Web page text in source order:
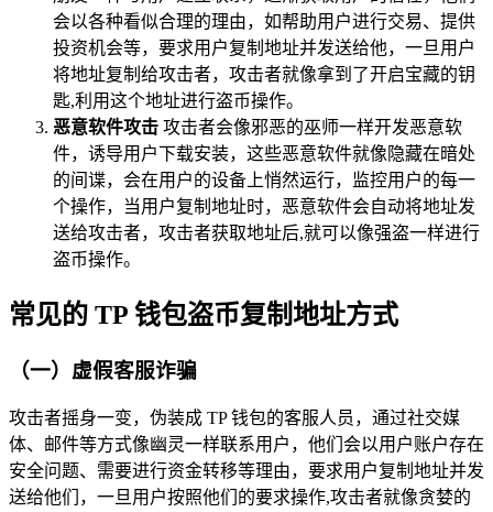
会以各种看似合理的理由，如帮助用户进行交易、提供
投资机会等，要求用户复制地址并发送给他，一旦用户
将地址复制给攻击者，攻击者就像拿到了开启宝藏的钥
匙,利用这个地址进行盗币操作。
恶意软件攻击 攻击者会像邪恶的巫师一样开发恶意软
件，诱导用户下载安装，这些恶意软件就像隐藏在暗处
的间谍，会在用户的设备上悄然运行，监控用户的每一
个操作，当用户复制地址时，恶意软件会自动将地址发
送给攻击者，攻击者获取地址后,就可以像强盗一样进行
盗币操作。
常见的 TP 钱包盗币复制地址方式
（一）虚假客服诈骗
攻击者摇身一变，伪装成 TP 钱包的客服人员，通过社交媒
体、邮件等方式像幽灵一样联系用户，他们会以用户账户存在
安全问题、需要进行资金转移等理由，要求用户复制地址并发
送给他们，一旦用户按照他们的要求操作,攻击者就像贪婪的